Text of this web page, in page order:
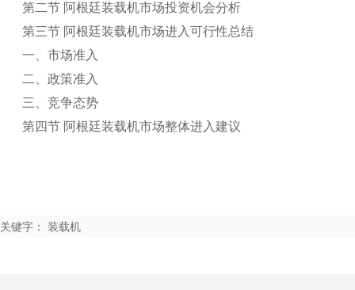
第二节 阿根廷装载机市场投资机会分析
第三节 阿根廷装载机市场进入可行性总结
一、市场准入
二、政策准入
三、竞争态势
第四节 阿根廷装载机市场整体进入建议
关键字： 装载机